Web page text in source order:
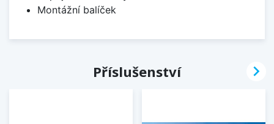
Montážní balíček
Příslušenství 